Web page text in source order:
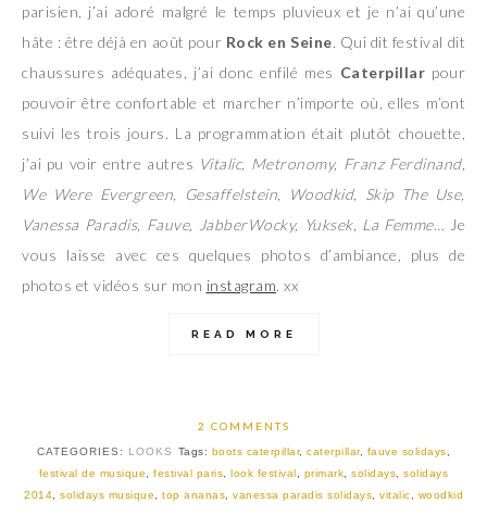
parisien, j’ai adoré malgré le temps pluvieux et je n’ai qu’une
hâte : être déjà en août pour Rock en Seine. Qui dit festival dit
chaussures adéquates, j’ai donc enfilé mes Caterpillar pour
pouvoir être confortable et marcher n’importe où, elles m’ont
suivi les trois jours. La programmation était plutôt chouette,
j’ai pu voir entre autres Vitalic, Metronomy, Franz Ferdinand,
We Were Evergreen, Gesaffelstein, Woodkid, Skip The Use,
Vanessa Paradis, Fauve, JabberWocky, Yuksek, La Femme… Je
vous laisse avec ces quelques photos d’ambiance, plus de
photos et vidéos sur mon instagram. xx
READ MORE
2 COMMENTS
CATEGORIES: LOOKS Tags: boots caterpillar,caterpillar, fauve solidays
festival de musique
,festival paris ,look festival primark ,solidays ,solidays
2014
solidays musique top ananas vanessa paradis solidays vitalic woodkid